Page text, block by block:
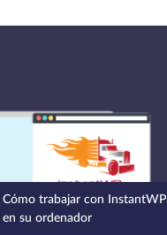
Cómo trabajar con InstantWP
en su ordenador